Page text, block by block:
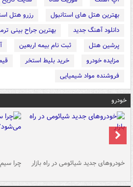
بهترین هتل های استانبول
رزرو هتل
دانلود آهنگ جدید
بهترین جراح بینی
پرشین هتل
ثبت نام بیمه اربعین
مزایده خودرو
خرید بلیط استخر
فروشنده مواد شیمیایی
خودرو
خودروهای جدید شیائومی در راه بازار چرا